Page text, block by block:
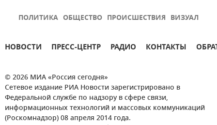
ПОЛИТИКА ОБЩЕСТВО ПРОИСШЕСТВИЯ ВИЗУАЛ
НОВОСТИ ПРЕСС-ЦЕНТР РАДИО КОНТАКТЫ
© 2026 МИА «Россия сегодня»
Сетевое издание РИА Новости зарегистрировано в
Федеральной службе по надзору в сфере связи,
информационных технологий и массовых коммуникаций
(Роскомнадзор) 08 апреля 2014 года.